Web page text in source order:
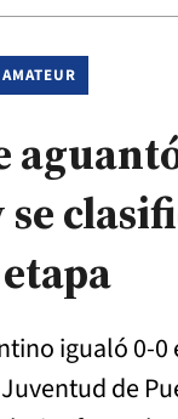
igualó 0-0
de